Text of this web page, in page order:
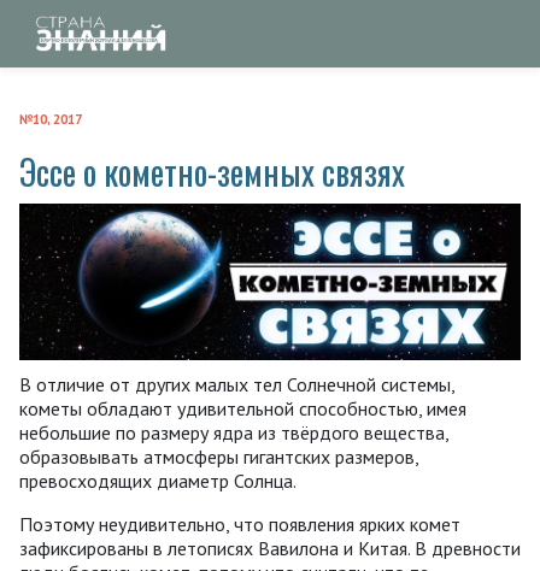
№10, 2017
Эссе о кометно-земных связях
В отличие от других малых тел Солнечной системы,
кометы обладают удивительной способностью, имея
небольшие по размеру ядра из твёрдого вещества,
образовывать атмосферы гигантских размеров,
превосходящих диаметр Солнца.
Поэтому неудивительно, что появления ярких комет
зафиксированы в летописях Вавилона и Китая. В древности